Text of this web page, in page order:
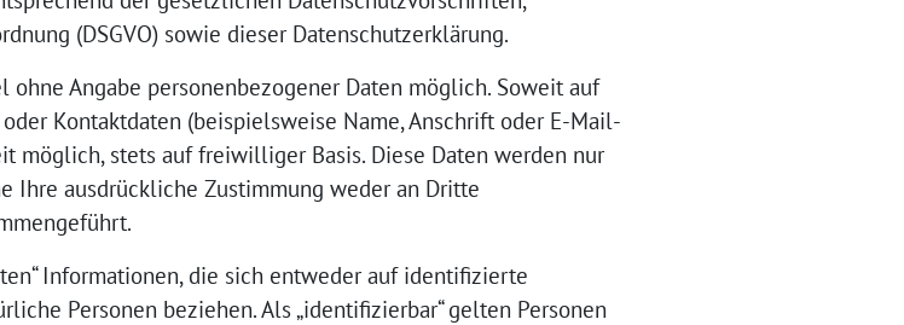
(DSGVO) sowie dieser Datenschutzerklärung.
Angabe personenbezogener Daten möglich. Soweit auf
Kontaktdaten (beispielsweise Name, Anschrift oder E-Mail-
möglich, stets auf freiwilliger Basis. Diese Daten werden nur
Ihre ausdrückliche Zustimmung weder an Dritte
Informationen, die sich entweder auf identifizierte
Personen beziehen. Als „identifizierbar“ gelten Personen